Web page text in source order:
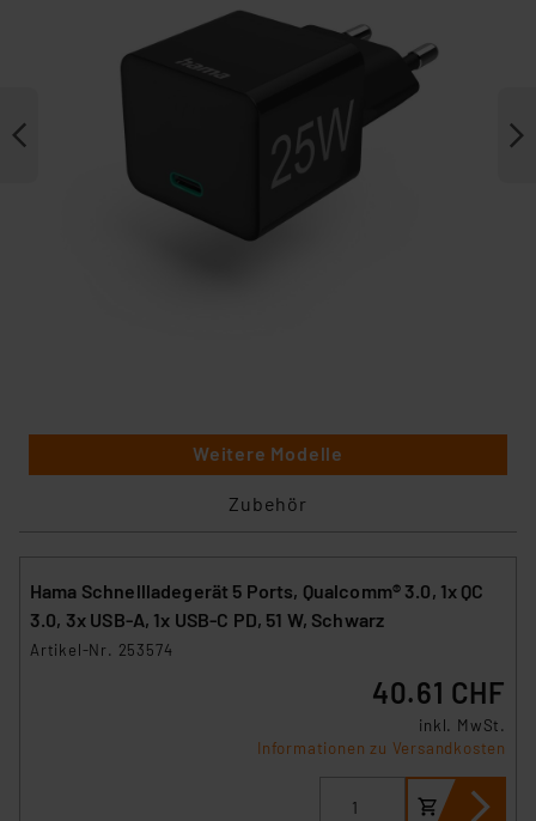
Weitere Modelle
Zubehör
Hama Schnellladegerät 5 Ports, Qualcomm® 3.0, 1x QC
3.0, 3x USB-A, 1x USB-C PD, 51 W, Schwarz
Artikel-Nr. 253574
40.61 CHF
inkl. MwSt.
Informationen zu Versandkosten